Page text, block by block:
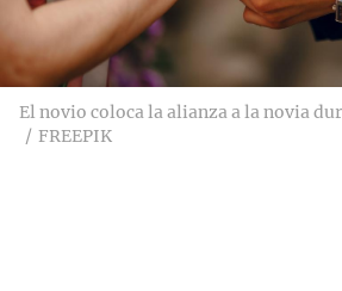
El novio coloca la alianza a la novia
FREEPIK